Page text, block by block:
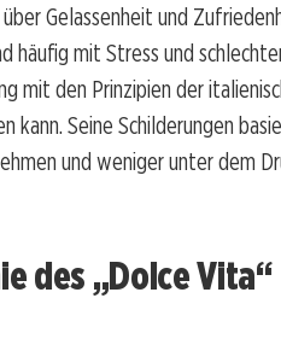
über Gelassenheit und
häufig mit Stress und
mit den Prinzipien der
kann. Seine Schilderungen
und weniger unter dem
des „Dolce Vita“